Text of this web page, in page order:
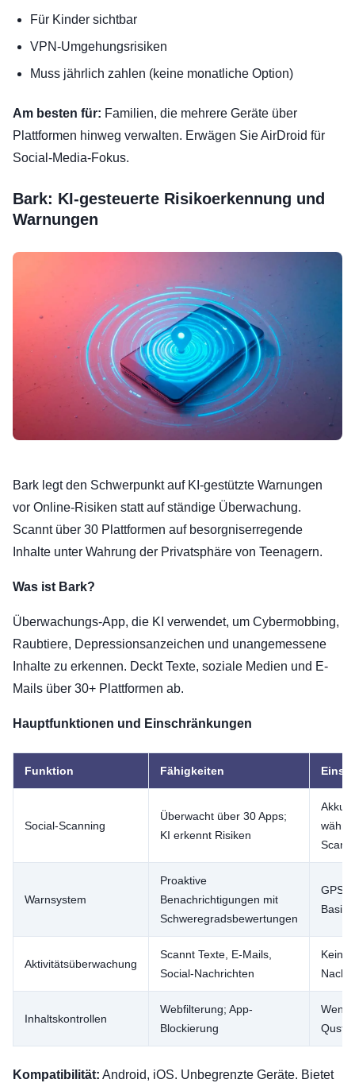
Für Kinder sichtbar
VPN-Umgehungsrisiken
Muss jährlich zahlen (keine monatliche Option)
Am besten für: Familien, die mehrere Geräte über
Plattformen hinweg verwalten. Erwägen Sie AirDroid für
Social-Media-Fokus.
Bark: KI-gesteuerte Risikoerkennung und
Warnungen
Bark legt den Schwerpunkt auf KI-gestützte Warnungen
vor Online-Risiken statt auf ständige Überwachung.
Scannt über 30 Plattformen auf besorgniserregende
Inhalte unter Wahrung der Privatsphäre von Teenagern.
Was ist Bark?
Überwachungs-App, die KI verwendet, um Cybermobbing,
Raubtiere, Depressionsanzeichen und unangemessene
Inhalte zu erkennen. Deckt Texte, soziale Medien und E-
Mails über 30+ Plattformen ab.
Hauptfunktionen und Einschränkungen
Funktion Fähigkeiten
Social-Scanning
Überwacht über 30 Apps;
KI erkennt Risiken
Warnsystem
Proaktive
Benachrichtigungen mit
Schweregradsbewertungen
GPS
Aktivitätsüberwachung
Scannt Texte, E-Mails,
Social-Nachrichten
Kein
Inhaltskontrollen
Webfilterung; App-
Blockierung
Kompatibilität: Android, iOS. Unbegrenzte Geräte. Bietet